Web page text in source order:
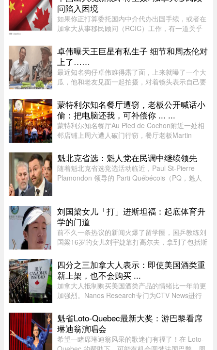
73老旧列车运营。Projet Montr ...
问陷入困境
如果你正打算委托国内中介代办出国手续，或者在
加拿大从事移民顾问（RCIC）工作，有一道关乎
841 号——《国务院关于出境入境管理的规定》
——已于 2026 年 7 月 22 日 ...
卓伟曝天王巨星有私生子 细节和周杰伦对
上了……
最近知名狗仔卓伟难得露了面，上来就曝了一个大
瓜，他和老友见面一起拍摄，对着镜头表示自己要
下，卓伟爆料之前明确表示，故事就是故事，他手
头也没有真凭实据，建议大 ...
蒙特利尔知名餐厅遭窃，老板公开喊话小
偷：把电脑还我，可补偿你 ... ...
蒙特利尔知名餐厅Au Pied de Cochon附近一处相
邻店铺上周六遭人破门行窃，餐厅老板Martin
找回电脑。据Martin Picard介绍，被盗地点位于
Plateau-Mont-Royal区Duluth Es ...
魁北克省选：魁人党在民调中继续领先
随着魁北克省选竞选活动临近，Paul St-Pierre
Plamondon 领导的 Parti Québécois（PQ，魁人
刘国梁女儿「打」进斯坦福：起底体育升
学的门道
前不久一条热议的新闻火爆了留学圈，国乒教练刘
国梁16岁的女儿刘宇婕靠打高尔夫，拿到了包括斯
说，从6月15日那天开始，她每晚都要花上一到两
个小时，接美国大学高尔夫校队 ...
四分之三加拿大人表示：即使美国酒类重
新上架，也不会购买 ...
加拿大人抵制购买美国酒类产品的情绪比一年前更
加强烈。Nanos Research专门为CTV News进行
大人表示，即使美国酒类重新摆上货架，他们也不
太可能购买。 ...
魁省Loto-Quebec最新大奖：游巴黎看席
琳迪翁演唱会
希望一睹席琳迪翁风采的歌迷们有福了！在 Loto-